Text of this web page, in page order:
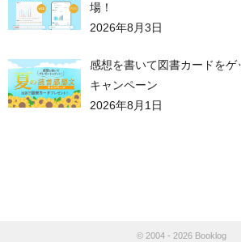
場！
2026年8月3日
感想を書いて図書カードを
キャンペーン
2026年8月1日
© 2004 - 2026 Booklog